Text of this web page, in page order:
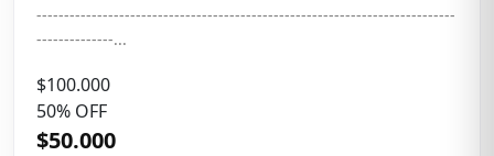
----------------------------------------------------------------------------
--------------...
$100.000
50% OFF
$50.000